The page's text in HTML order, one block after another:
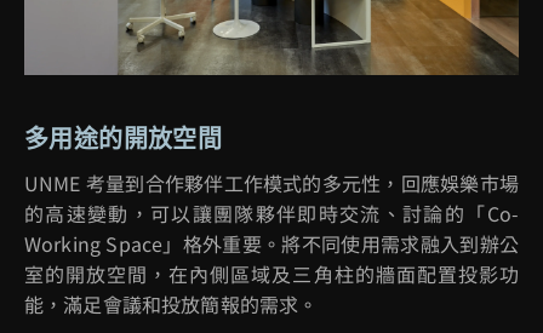
多用途的開放空間
UNME 考量到合作夥伴工作模式的多元性，回應娛樂市場
的高速變動，可以讓團隊夥伴即時交流、討論的「Co-
Working Space 」格外重要。將不同使用需求融入到辦公
室的開放空間，在內側區域及三角柱的牆面配置投影功
能，滿足會議和投放簡報的需求。